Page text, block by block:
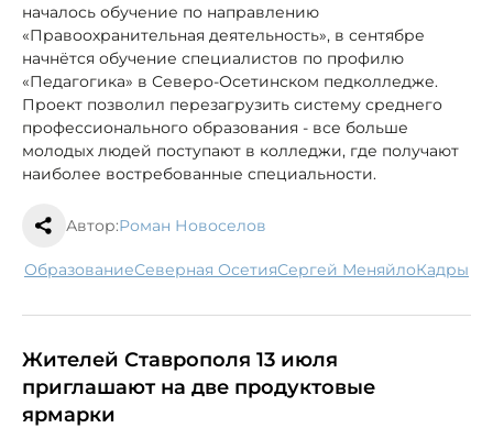
началось обучение по направлению
«Правоохранительная деятельность», в сентябре
начнётся обучение специалистов по профилю
«Педагогика» в Северо-Осетинском педколледже.
Проект позволил перезагрузить систему среднего
профессионального образования - все больше
молодых людей поступают в колледжи, где получают
наиболее востребованные специальности.
Автор:Роман Новоселов
образование Северная Осетия Сергей Меняйло кадры
Жителей Ставрополя 13 июля
приглашают на две продуктовые
ярмарки